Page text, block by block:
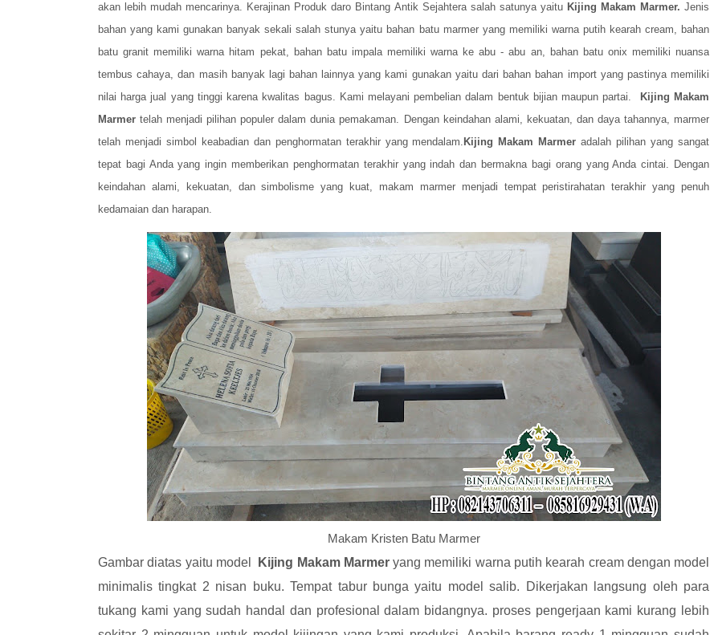
akan lebih mudah mencarinya. Kerajinan Produk daro Bintang Antik Sejahtera salah satunya yaitu Kijing Makam Marmer. Jenis
bahan yang kami gunakan banyak sekali salah stunya yaitu bahan batu marmer yang memiliki warna putih kearah cream, bahan
batu granit memiliki warna hitam pekat, bahan batu impala memiliki warna ke abu - abu an, bahan batu onix memiliki nuansa
tembus cahaya, dan masih banyak lagi bahan lainnya yang kami gunakan yaitu dari bahan bahan import yang pastinya memiliki
nilai harga jual yang tinggi karena kwalitas bagus. Kami melayani pembelian dalam bentuk bijian maupun partai.
Kijing Makam
Marmer telah menjadi pilihan populer dalam dunia pemakaman. Dengan keindahan alami, kekuatan, dan daya tahannya, marmer
telah menjadi simbol keabadian dan penghormatan terakhir yang mendalam. Kijing Makam Marmer adalah pilihan yang sangat
tepat bagi Anda yang ingin memberikan penghormatan terakhir yang indah dan bermakna bagi orang yang Anda cintai. Dengan
keindahan alami, kekuatan, dan simbolisme yang kuat, makam marmer menjadi tempat peristirahatan terakhir yang penuh
kedamaian dan harapan.
Makam Kristen Batu Marmer
Gambar diatas yaitu model
Kijing Makam Marmeryang memiliki warna putih kearah cream dengan model
minimalis tingkat 2 nisan buku. Tempat tabur bunga yaitu model salib. Dikerjakan langsung oleh para
tukang kami yang sudah handal dan profesional dalam bidangnya. proses pengerjaan kami kurang lebih